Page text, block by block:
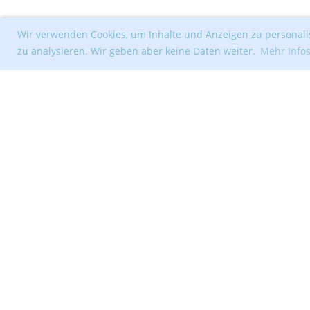
Wir verwenden Cookies, um Inhalte und Anzeigen zu
zu analysieren. Wir geben aber keine Daten weiter. Mehr Infos